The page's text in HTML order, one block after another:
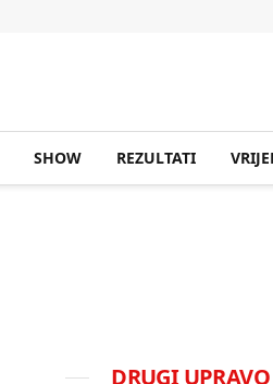
SHOW REZULTATI
DRUGI